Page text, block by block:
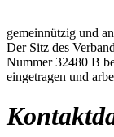
gemeinnützig und
Der Sitz des
Nummer 32480 B
eingetragen und